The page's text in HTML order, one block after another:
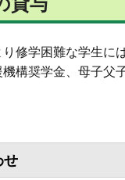
修学困難な学生に
機構奨学金、母子父
せ